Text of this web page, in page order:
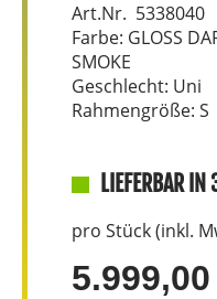
Art.Nr. 5338040
Farbe: GLOSS
SMOKE
Geschlecht: Uni
Rahmengröße: S
LIEFERBAR IN
pro Stück (inkl.